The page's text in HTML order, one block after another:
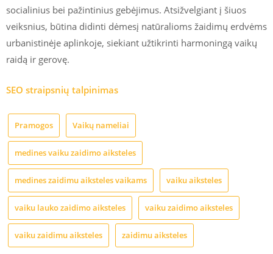
socialinius bei pažintinius gebėjimus. Atsižvelgiant į šiuos
veiksnius, būtina didinti dėmesį natūralioms žaidimų erdvėms
urbanistinėje aplinkoje, siekiant užtikrinti harmoningą vaikų
raidą ir gerovę.
SEO straipsnių talpinimas
Pramogos Vaikų nameliai
medines vaiku zaidimo aiksteles
medines zaidimu aiksteles vaikams vaiku aiksteles
vaiku lauko zaidimo aiksteles vaiku zaidimo aiksteles
vaiku zaidimu aiksteles zaidimu aiksteles